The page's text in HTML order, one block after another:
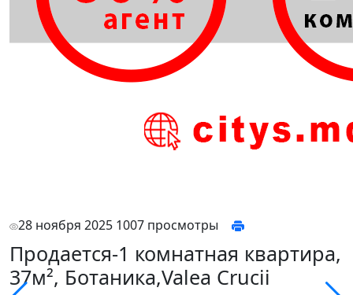
28 ноября 2025 1007 просмотры
Продается-1 комнатная квартира,
37м², Ботаника,Valea Crucii